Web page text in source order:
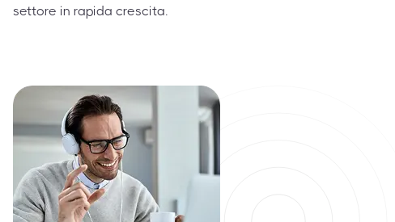
settore in rapida crescita.